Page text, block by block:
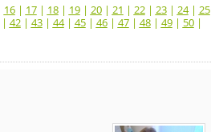
16| 17| 18| 19| 20| 21 | 22| 23| 24| 25
| 42| 43| 44| 45| 46| 47| 48| 49| 50|